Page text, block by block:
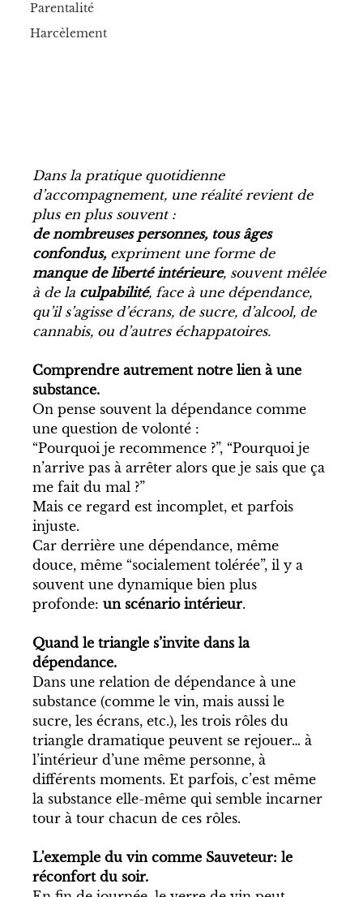
Parentalité
Harcèlement
Dans la pratique quotidienne
d’accompagnement, une réalité revient de
plus en plus souvent :
de nombreuses personnes, tous âges
confondus, expriment une forme de
manque de liberté intérieure, souvent mêlée
à de la culpabilité, face à une dépendance,
qu’il s’agisse d’écrans, de sucre, d’alcool, de
cannabis, ou d’autres échappatoires.
Comprendre autrement notre lien à une
substance.
On pense souvent la dépendance comme
une question de volonté :
“Pourquoi je recommence ?”, “Pourquoi je
n’arrive pas à arrêter alors que je sais que ça
me fait du mal ?”
Mais ce regard est incomplet, et parfois
injuste.
Car derrière une dépendance, même
douce, même “socialement tolérée”, il y a
souvent une dynamique bien plus
profonde: un scénario intérieur.
Quand le triangle s’invite dans la
dépendance.
Dans une relation de dépendance à une
substance (comme le vin, mais aussi le
sucre, les écrans, etc.), les trois rôles du
triangle dramatique peuvent se rejouer… à
l’intérieur d’une même personne, à
différents moments. Et parfois, c’est même
la substance elle-même qui semble incarner
tour à tour chacun de ces rôles.
L'exemple du vin comme Sauveteur: le
réconfort du soir.